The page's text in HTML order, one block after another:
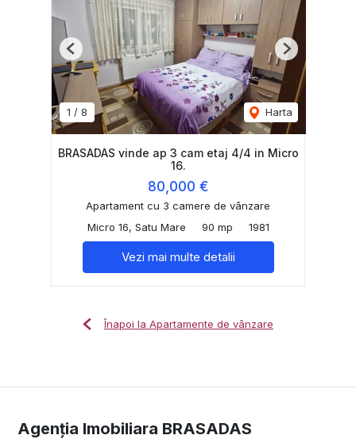
1 / 8 Harta
Previous Next
BRASADAS vinde ap 3 cam etaj 4/4 in Micro
16.
80,000 €
Apartament cu 3 camere de vânzare
Micro 16, Satu Mare
90 mp 1981
Vezi mai multe detalii
Înapoi la Apartamente de vânzare
Agenția Imobiliara BRASADAS